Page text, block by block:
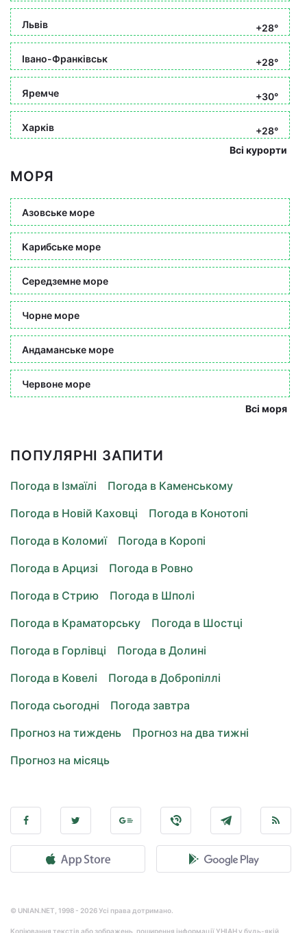
Львів +28°
Івано-Франківськ +28°
Яремче +30°
Харків
+28°
Всі курорти
МОРЯ
Азовське море
Карибське море
Середземне море
Чорне море
Андаманське море
Червоне море
Всі моря
ПОПУЛЯРНІ ЗАПИТИ
Погода в Ізмаїлі
Погода в Каменському
Погода в Новій Каховці
Погода в Конотопі
Погода в Коломиї
Погода в Коропі
Погода в Арцизі
Погода в Ровно
Погода в Стрию
Погода в Шполі
Погода в Краматорську
Погода в Шостці
Погода в Горлівці
Погода в Долині
Погода в Ковелі
Погода в Добропіллі
Погода сьогодні
Погода завтра
Прогноз на тиждень
Прогноз на два тижні
Прогноз на місяць
© UNIAN.NET, 1998 - 2026 Усі права дотримано.
Копіювання текстів або зображень, поширення інформації УНІАН у будь-якій